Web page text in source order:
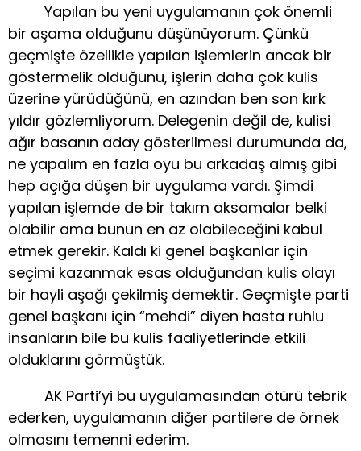
Yapılan bu yeni uygulamanın çok önemli
bir aşama olduğunu düşünüyorum. Çünkü
geçmişte özellikle yapılan işlemlerin ancak bir
göstermelik olduğunu, işlerin daha çok kulis
üzerine yürüdüğünü, en azından ben son kırk
yıldır gözlemliyorum. Delegenin değil de, kulisi
ağır basanın aday gösterilmesi durumunda da,
ne yapalım en fazla oyu bu arkadaş almış gibi
hep açığa düşen bir uygulama vardı. Şimdi
yapılan işlemde de bir takım aksamalar belki
olabilir ama bunun en az olabileceğini kabul
etmek gerekir. Kaldı ki genel başkanlar için
seçimi kazanmak esas olduğundan kulis olayı
bir hayli aşağı çekilmiş demektir. Geçmişte parti
genel başkanı için “mehdi” diyen hasta ruhlu
insanların bile bu kulis faaliyetlerinde etkili
olduklarını görmüştük.
AK Parti’yi bu uygulamasından ötürü tebrik
ederken, uygulamanın diğer partilere de örnek
olmasını temenni ederim.